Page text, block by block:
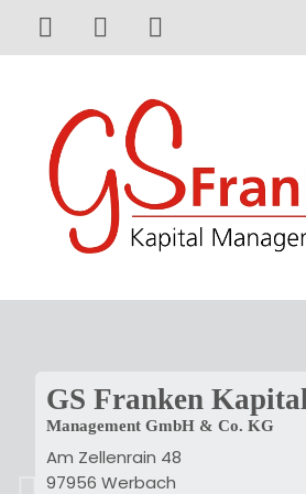
Jetzt anrufen
ZumZum
GS Franken
Management GmbH & Co. KG
Am Zellenrain 48
97956 Werbach